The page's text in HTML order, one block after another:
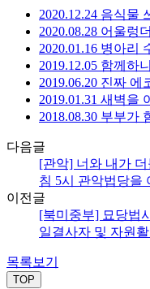
2020.12.24 음식물
2020.08.28 어울렁
2020.01.16 병아리
2019.12.05 함께하
2019.06.20 진짜
2019.01.31 새벽을
2018.08.30 부부가
다음글
[관악] 너와 내가
침 5시 관악법당을
이전글
[북미중부] 묘당법
일결사자 및 자원
목록보기
TOP